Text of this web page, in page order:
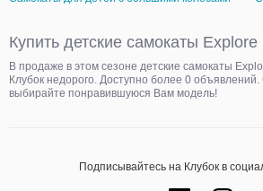
Купить детские самокаты
В продаже в этом сезоне детские самокаты
Клубок недорого. Доступно более 0
выбирайте понравившуюся Вам модель!
Подписывайтесь на Клубок в